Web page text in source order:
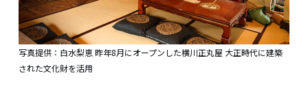
写真提供：白水梨恵 昨年8月にオープンした横川正丸屋 大正時代に建築
された文化財を活用